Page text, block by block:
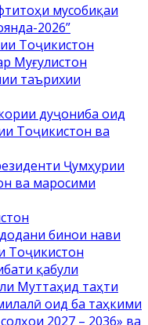
мусобиқаи
2026”
Тоҷикистон
Муғулистон
таърихии
дуҷониба оид
Тоҷикистон ва
Ҷумҳурии
ва маросими
бинои нави
Тоҷикистон
қабули
Муттаҳид таҳти
оид ба таҳкими
2027 – 2036» ва